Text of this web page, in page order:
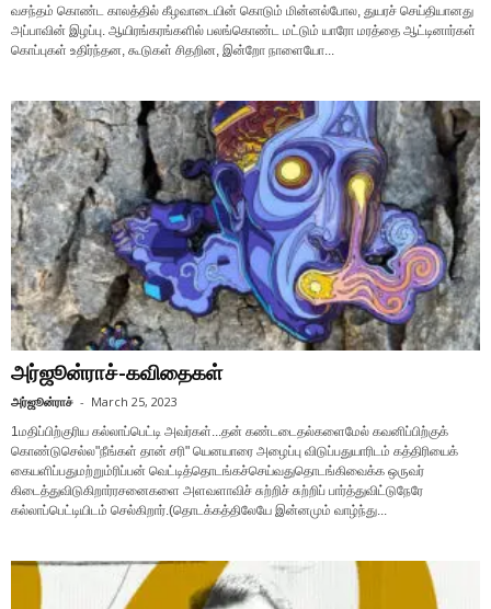
வசந்தம் கொண்ட காலத்தில் கீழவாடையின் கொடும் மின்னல்போல, துயரச் செய்தியானது
அப்பாவின் இழப்பு. ஆயிரங்கரங்களில் பலங்கொண்ட மட்டும் யாரோ மரத்தை ஆட்டினார்கள்
கொப்புகள் உதிர்ந்தன, கூடுகள் சிதறின, இன்றோ நாளையோ...
அர்ஜூன்ராச்-கவிதைகள்
அர்ஜூன்ராச் - March 25, 2023
1மதிப்பிற்குரிய கல்லாப்பெட்டி அவர்கள்...தன் கண்டடைதல்களைமேல் கவனிப்பிற்குக்
கொண்டுசெல்ல"நீங்கள் தான் சரி" யெனயாரை அழைப்பு விடுப்பதுயாரிடம் கத்திரியைக்
கையளிப்பதுமற்றும்ரிப்பன் வெட்டித்தொடங்கச்செய்வதுதொடங்கிவைக்க ஒருவர்
கிடைத்துவிடுகிறார்ரசனைகளை அளவளாவிச் சுற்றிச் சுற்றிப் பார்த்துவிட்டுநேரே
கல்லாப்பெட்டியிடம் செல்கிறார்.(தொடக்கத்திலேயே இன்னமும் வாழ்ந்து...